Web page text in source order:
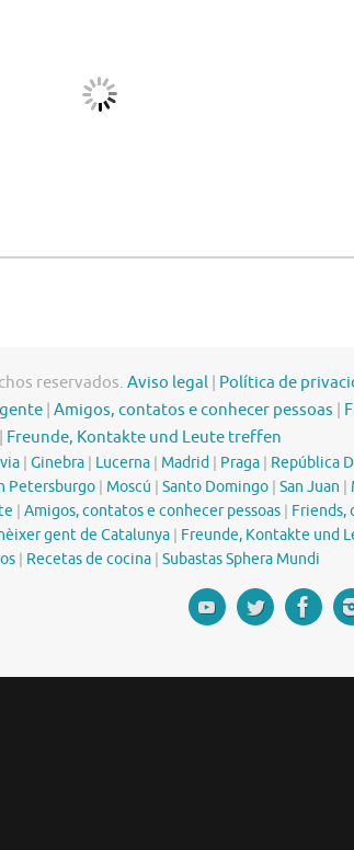
reservados. Aviso legal Política de
Amigos, contatos e conhecer pessoas
Freunde, Kontakte und Leute treffen
Ginebra Lucerna Madrid Praga República
Petersburgo Moscú Santo Domingo San Juan
Amigos, contatos e conhecer pessoas Friends,
gent de Catalunya
Freunde, Kontakte und
Recetas de cocina Subastas Sphera Mundi